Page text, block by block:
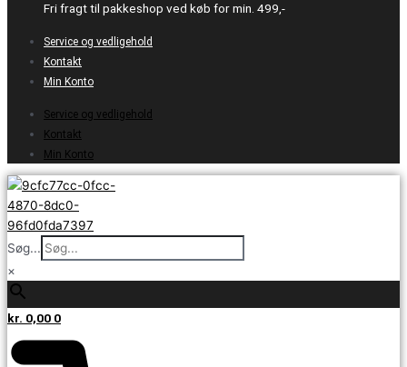
Fri fragt til pakkeshop ved køb for min. 499,-
Service og vedligehold
Kontakt
Min Konto
Service og vedligehold
Kontakt
Min Konto
Søg...
×
kr. 0,00 0